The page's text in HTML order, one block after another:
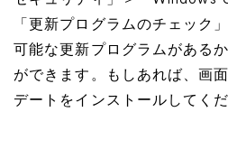
「更新プログラムのチェック
可能な更新プログラムがある
ができます。もしあれば、画
デートをインストールしてくだ